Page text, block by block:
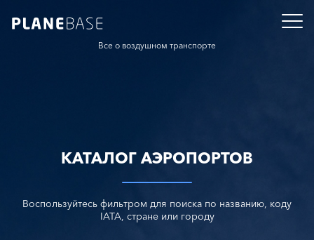
Все о воздушном транспорте
КАТАЛОГ АЭРОПОРТОВ
Воспользуйтесь фильтром для поиска по названию, коду
IATA, стране или городу